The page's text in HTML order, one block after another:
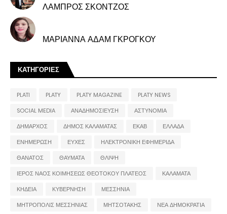
ΛΑΜΠΡΟΣ ΣΚΟΝΤΖΟΣ
ΜΑΡΙΑΝΝΑ ΑΔΑΜ ΓΚΡΟΓΚΟΥ
ΚΑΤΗΓΟΡΙΕΣ
PLATI PLATY PLATY MAGAZINE
PLATY NEWS
SOCIAL MEDIA
ΑΝΑΔΗΜΟΣΙΕΥΣΗ
ΑΣΤΥΝΟΜΙΑ
ΔΗΜΑΡΧΟΣ
ΔΗΜΟΣ ΚΑΛΑΜΑΤΑΣ ΕΚΑΒ
ΕΛΛΑΔΑ
ΕΝΗΜΕΡΩΣΗ
ΕΥΧΕΣ
ΗΛΕΚΤΡΟΝΙΚΗ ΕΦΗΜΕΡΙΔΑ
ΘΑΝΑΤΟΣ
ΘΑΥΜΑΤΑ
ΘΛΙΨΗ
ΙΕΡΟΣ ΝΑΟΣ ΚΟΙΜΗΣΕΩΣ ΘΕΟΤΟΚΟΥ ΠΛΑΤΕΟΣ
ΚΑΛΑΜΑΤΑ
ΚΗΔΕΙΑ
ΚΥΒΕΡΝΗΣΗ
ΜΕΣΣΗΝΙΑ
ΜΗΤΡΟΠΟΛΙΣ ΜΕΣΣΗΝΙΑΣ
ΜΗΤΣΟΤΑΚΗΣ
ΝΕΑ ΔΗΜΟΚΡΑΤΙΑ